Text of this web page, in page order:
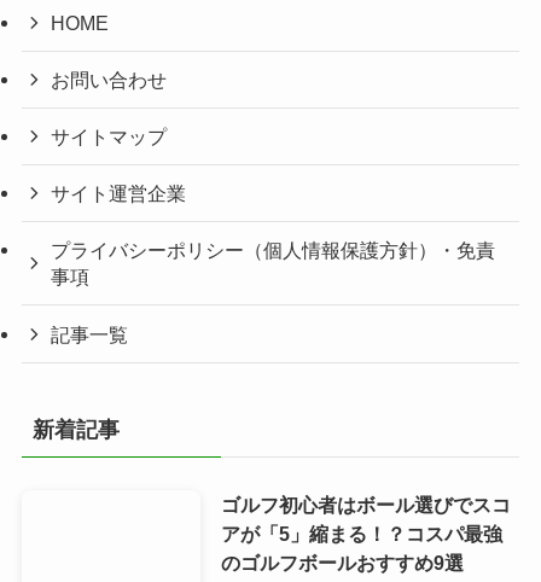
HOME
お問い合わせ
サイトマップ
サイト運営企業
プライバシーポリシー（個人情報保護方針）・免責
事項
記事一覧
新着記事
ゴルフ初心者はボール選びでスコ
アが「5」縮まる！？コスパ最強
のゴルフボールおすすめ9選